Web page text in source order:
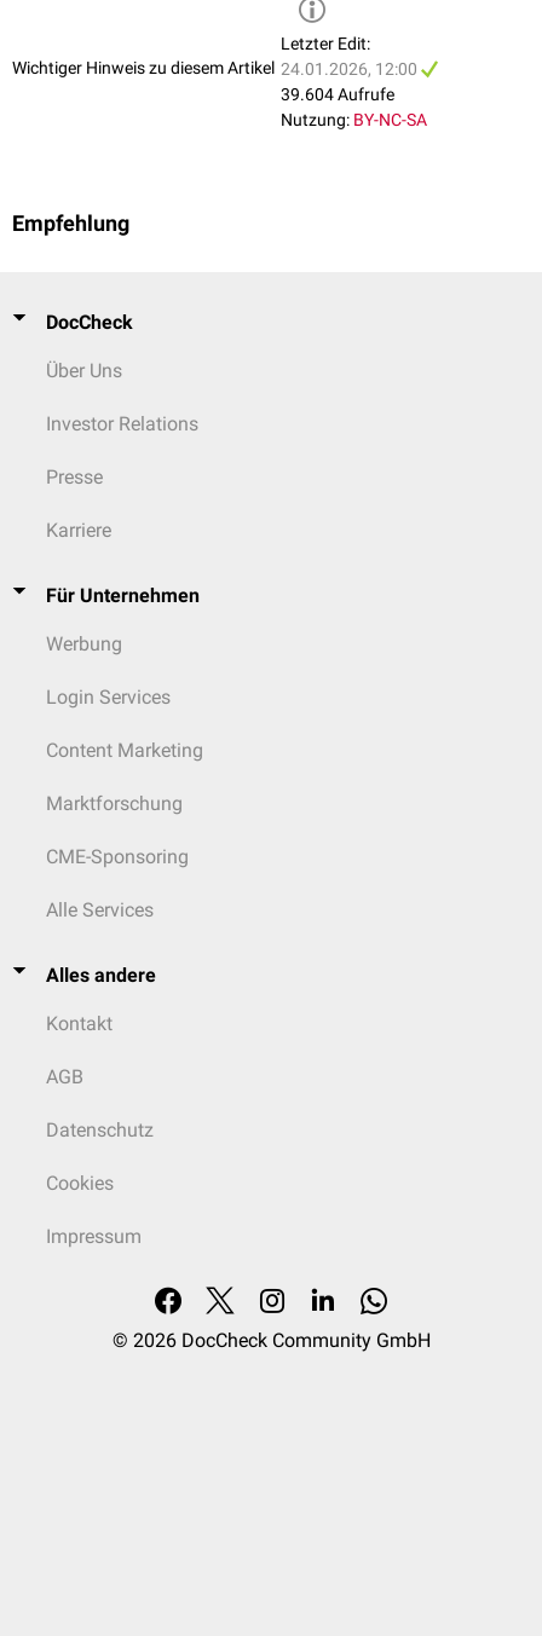
Wichtiger Hinweis zu diesem Artikel
Letzter Edit:
24.01.2026, 12:00
39.604 Aufrufe
Nutzung: BY-NC-SA
Empfehlung
DocCheck
Über Uns
Investor Relations
Presse
Karriere
Für Unternehmen
Werbung
Login Services
Content Marketing
Marktforschung
CME-Sponsoring
Alle Services
Alles andere
Kontakt
AGB
Datenschutz
Cookies
Impressum
© 2026 DocCheck Community GmbH